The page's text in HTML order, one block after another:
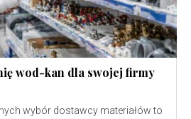
wod-kan dla swojej firmy
wybór dostawcy materiałów to